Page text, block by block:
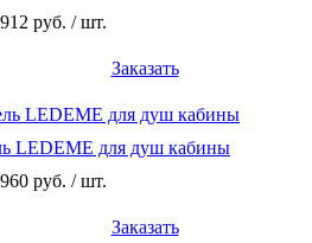
руб. / шт.
Заказать
LEDEME для душ кабины
руб. / шт.
Заказать